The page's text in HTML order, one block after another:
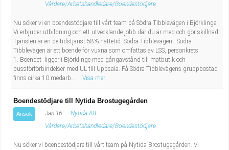
Vårdare/Arbetshandledare/Boendestödjare
Nu söker vi en boendestödjare till vårt team på Södra Tibblevägen i Björklinge.
Vi erbjuder utbildning och ett utvecklande jobb där du är med och gör skillnad!
Tjänsten är en deltidstjänst 58% nattetid. Södra Tibblevägen Södra
Tibblevägen är ett boende för vuxna som omfattas av LSS, personkrets
1. Boendet ligger i Björklinge med gångavstånd till matbutik och
bussförförbindelser med UL till Uppsala. På Södra Tibblevägens gruppbostad
finns cirka 10 medarb...
Visa mer
Boendestödjare till Nytida Brostugegården
Ansök Jan 16
Nytida AB
Vårdare/Arbetshandledare/Boendestödjare
Nu söker vi boendestödjare till vårt team på Nytida Brostugegården. Vi